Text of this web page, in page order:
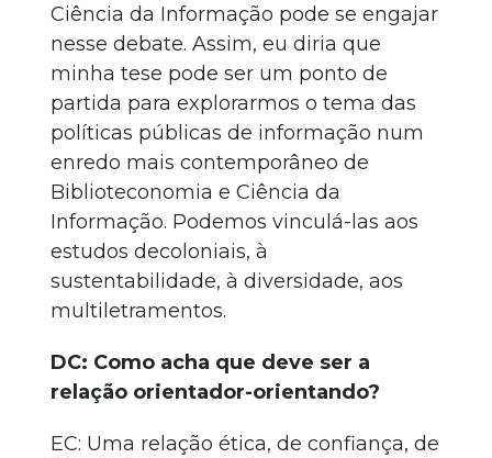
Ciência da Informação pode se engajar
nesse debate. Assim, eu diria que
minha tese pode ser um ponto de
partida para explorarmos o tema das
políticas públicas de informação num
enredo mais contemporâneo de
Biblioteconomia e Ciência da
Informação. Podemos vinculá-las aos
estudos decoloniais, à
sustentabilidade, à diversidade, aos
multiletramentos.
DC: Como acha que deve ser a
relação orientador-orientando?
EC: Uma relação ética, de confiança, de